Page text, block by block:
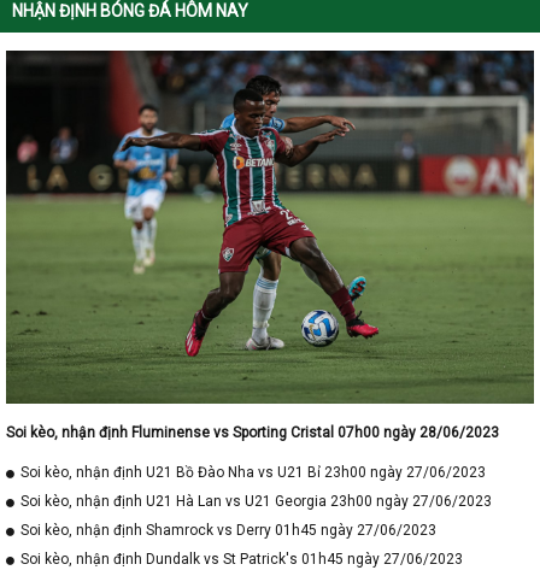
NHẬN ĐỊNH BÓNG ĐÁ HÔM NAY
Soi kèo, nhận định Fluminense vs Sporting Cristal 07h00 ngày 28/06/2023
Soi kèo, nhận định U21 Bồ Đào Nha vs U21 Bỉ 23h00 ngày 27/06/2023
Soi kèo, nhận định U21 Hà Lan vs U21 Georgia 23h00 ngày 27/06/2023
Soi kèo, nhận định Shamrock vs Derry 01h45 ngày 27/06/2023
Soi kèo, nhận định Dundalk vs St Patrick's 01h45 ngày 27/06/2023